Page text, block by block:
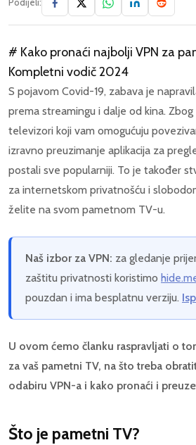
Podijeli:
# Kako pronaći najbolji VPN za
Kompletni vodič 2024
S pojavom Covid-19, zabava je
prema streamingu i dalje od kina.
televizori koji vam omogućuju
izravno preuzimanje aplikacija za
postali sve popularniji. To je također
za internetskom privatnošću i
želite na svom pametnom TV-u.
Naš izbor za VPN: za gledanje
zaštitu privatnosti koristimo
pouzdan i ima besplatnu verziju.
U ovom ćemo članku raspravljati o
za vaš pametni TV, na što treba
odabiru VPN-a i kako pronaći i
Što je pametni TV?